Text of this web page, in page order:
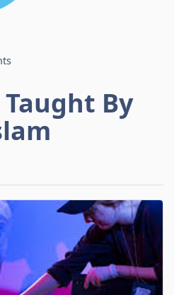
By